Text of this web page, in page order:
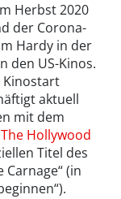
Herbst 2020
der Corona-
Hardy in der
den US-Kinos.
Kinostart
aktuell
mit dem
The Hollywood
Titel des
(in